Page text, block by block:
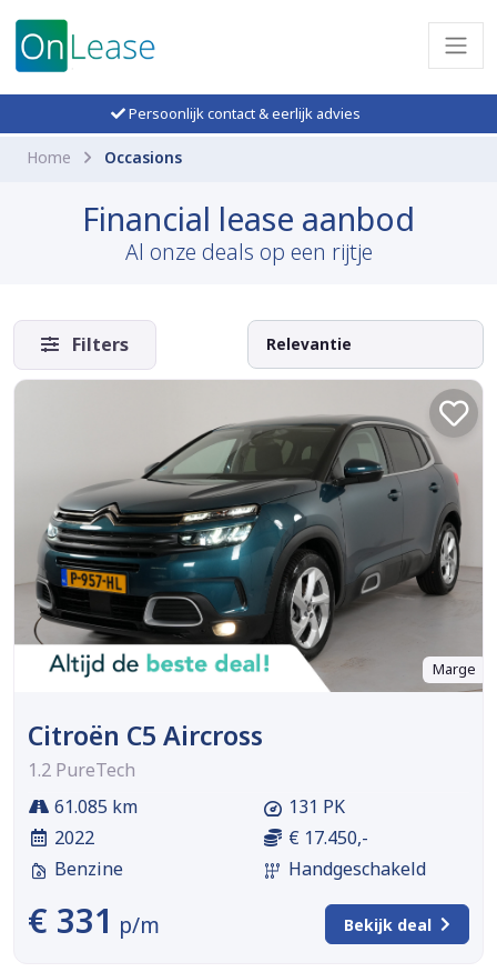
Persoonlijk contact & eerlijk advies
Home Occasions
Financial lease aanbod
Al onze deals op een rijtje
Filters
Marge
Citroën C5 Aircross
1.2 PureTech
61.085 km
2022
Benzine
131 PK
€ 17.450,-
Handgeschakeld
€ 331 p/m Bekijk deal